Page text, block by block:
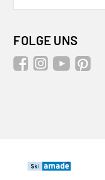
FOLGE UNS